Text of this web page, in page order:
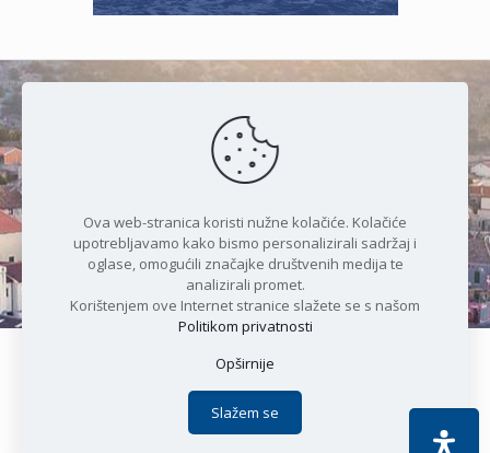
Čudesan spoj kristalnog mora i
prirode
Copyright © 2021 Općina Karlobag | Sva prava pridržana |
Politika privatnosti
Apoc IT
Ova web-stranica koristi nužne kolačiće. Kolačiće
upotrebljavamo kako bismo personalizirali sadržaj i
oglase, omogućili značajke društvenih medija te
analizirali promet.
Korištenjem ove Internet stranice slažete se s našom
Politikom privatnosti
Opširnije
Slažem se